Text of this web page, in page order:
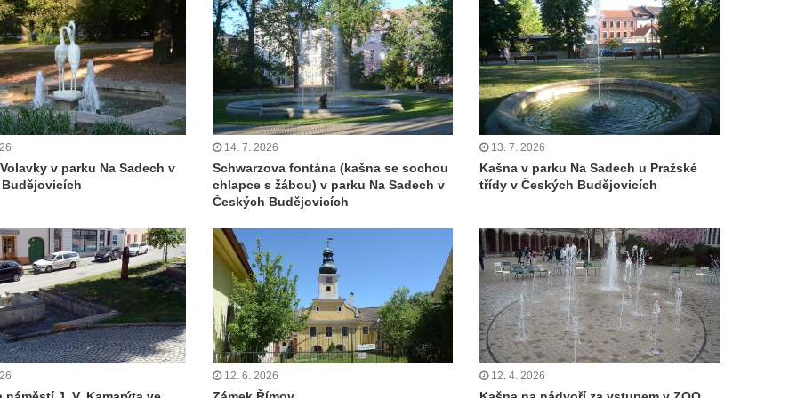
v parku Na Sadech v
14. 7. 2026
Schwarzova fontána (kašna se sochou
chlapce s žábou) v parku Na Sadech v
Českých Budějovicích
13. 7. 2026
Kašna v parku Na Sadech u Pražské
třídy v Českých Budějovicích
12. 6. 2026 12. 4. 2026